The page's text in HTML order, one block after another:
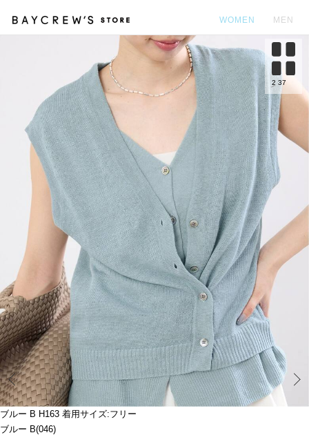
WOMEN MEN
ブルー B H163 着用サイズ:フリー
ブルー B(046)
Prev
2 37